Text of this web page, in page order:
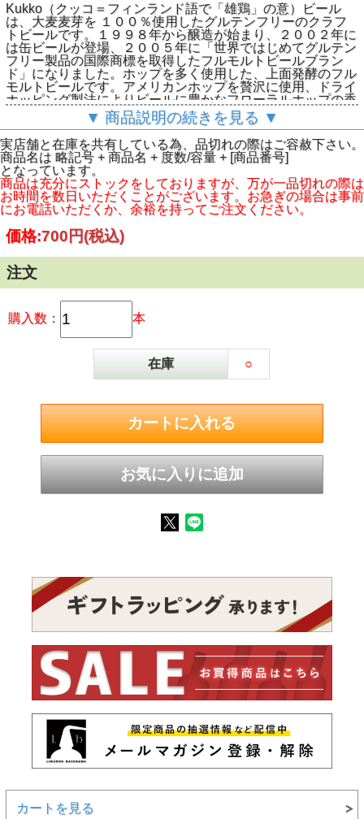
Kukko（クッコ＝フィンランド語で「雄鶏」の意）ビール
は、大麦麦芽を １００％使用したグルテンフリーのクラフ
トビールです。１９９８年から醸造が始まり、２００２年に
は缶ビールが登場、２００５年に「世界ではじめてグルテン
フリー製品の国際商標を取得したフルモルトビールブラン
ド」になりました。ホップを多く使用した、上面発酵のフル
モルトビールです。アメリカンホップを贅沢に使用、ドライ
ホッピング製法によりビールに豊かなフローラルホップの香
りを与えます。モルトなボディと、カシスの葉とフレッシュ
なシトラスの香りも感じられる伝統的な英国式のインディア
ペールエールの典型です。
▼ 商品説明の続きを見る ▼
実店舗と在庫を共有している為、品切れの際はご容赦下さい。
商品名は 略記号 + 商品名 + 度数/容量 + [商品番号]
となっています。
商品は充分にストックをしておりますが、万が一品切れの際は
お時間を数日いただくことがございます。お急ぎの場合は事前
にお電話いただくか、余裕を持ってご注文ください。
価格:700円(税込)
注文
購入数： 本
在庫 ○
カートを見る